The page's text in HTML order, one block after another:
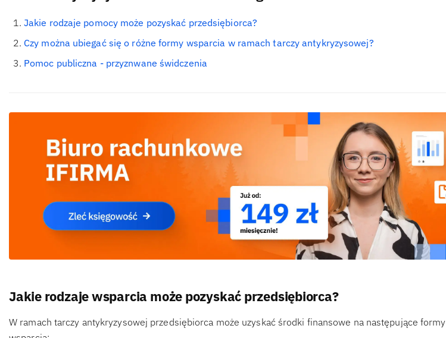
Jakie rodzaje pomocy może pozyskać przedsiębiorca?
Czy można ubiegać się o różne formy wsparcia w ramach tarczy antykryzysowej?
Pomoc publiczna - przyznwane świdczenia
Jakie rodzaje wsparcia może pozyskać przedsiębiorca?
W ramach tarczy antykryzysowej przedsiębiorca może uzyskać środki finansowe na następujące formy